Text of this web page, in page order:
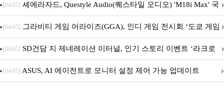
[04/05] 셰에라자드, Questyle Audio(퀘스타일 오디오) 'M18i Max' 국
내 정식 출시
[04/05] 그라비티 게임 어라이즈(GGA), 인디 게임 전시회 ‘도쿄 게임
던전 13’ 참가!
[04/05] SD건담 지 제네레이션 이터널, 인기 스토리 이벤트 ‘라크로
아의 용사’ 재개최 및 풍성한 기념 이벤트 실시!
[04/05] ASUS, AI 에이전트로 모니터 설정 제어 가능 업데이트